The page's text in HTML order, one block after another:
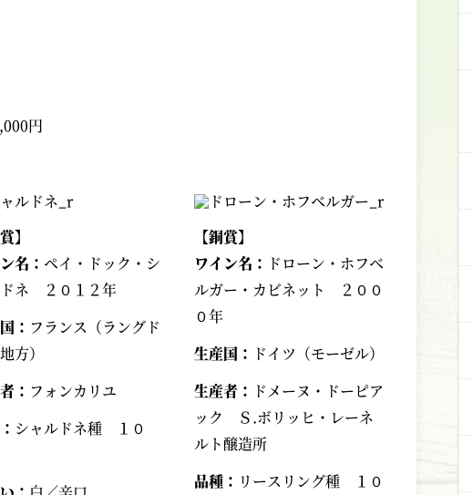
円
】
名： ペイ・ドック・シ
ドネ ２０１２年
： フランス（ラングド
方）
： フォンカリユ
シャルドネ種 １０
【銅賞】
ワイン名： ドローン・ホフベ
ルガー・カビネット ２００
０年
生産国： ドイツ（モーゼル）
生産者： ドメーヌ・ドーピア
ック Ｓ.ボリッヒ・レーネ
ルト醸造所
品種： リースリング種 １０